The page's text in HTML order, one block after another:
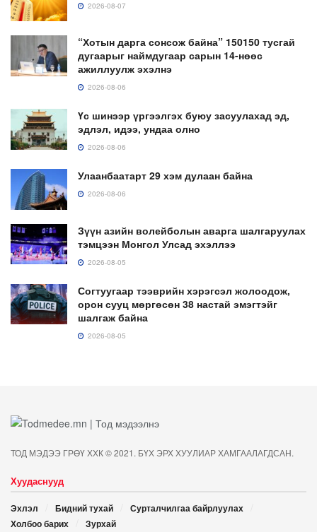
2026-08-07
“Хотын дарга сонсож байна” 150150 тусгай
дугаарыг наймдугаар сарын 14-нөөс
ажиллуулж эхэлнэ
2026-08-06
Үс шинээр үргээлгэх буюу засуулахад эд,
эдлэл, идээ, ундаа олно
2026-08-06
Улаанбаатарт 29 хэм дулаан байна
2026-08-06
Зүүн азийн волейболын аварга шалгаруулах
тэмцээн Монгол Улсад эхэллээ
2026-08-05
Согтуугаар тээврийн хэрэгсэл жолоодож,
орон сууц мөргөсөн 38 настай эмэгтэйг
шалгаж байна
2026-08-05
ТОД МЭДЭЭ ГРӨҮ ХХК © 2021. БҮХ ЭРХ ХУУЛИАР ХАМГААЛАГДСАН.
Хуудаснууд
Эхлэл Бидний тухай
Сурталчилгаа байрлуулах
Холбоо барих
Зурхай